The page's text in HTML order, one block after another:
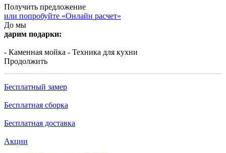
Получить предложение
или попробуйте «Онлайн расчет»
До мы
дарим подарки:
- Каменная мойка - Техника для кухни
Продолжить
Бесплатный замер
Бесплатная сборка
Бесплатная доставка
Акции